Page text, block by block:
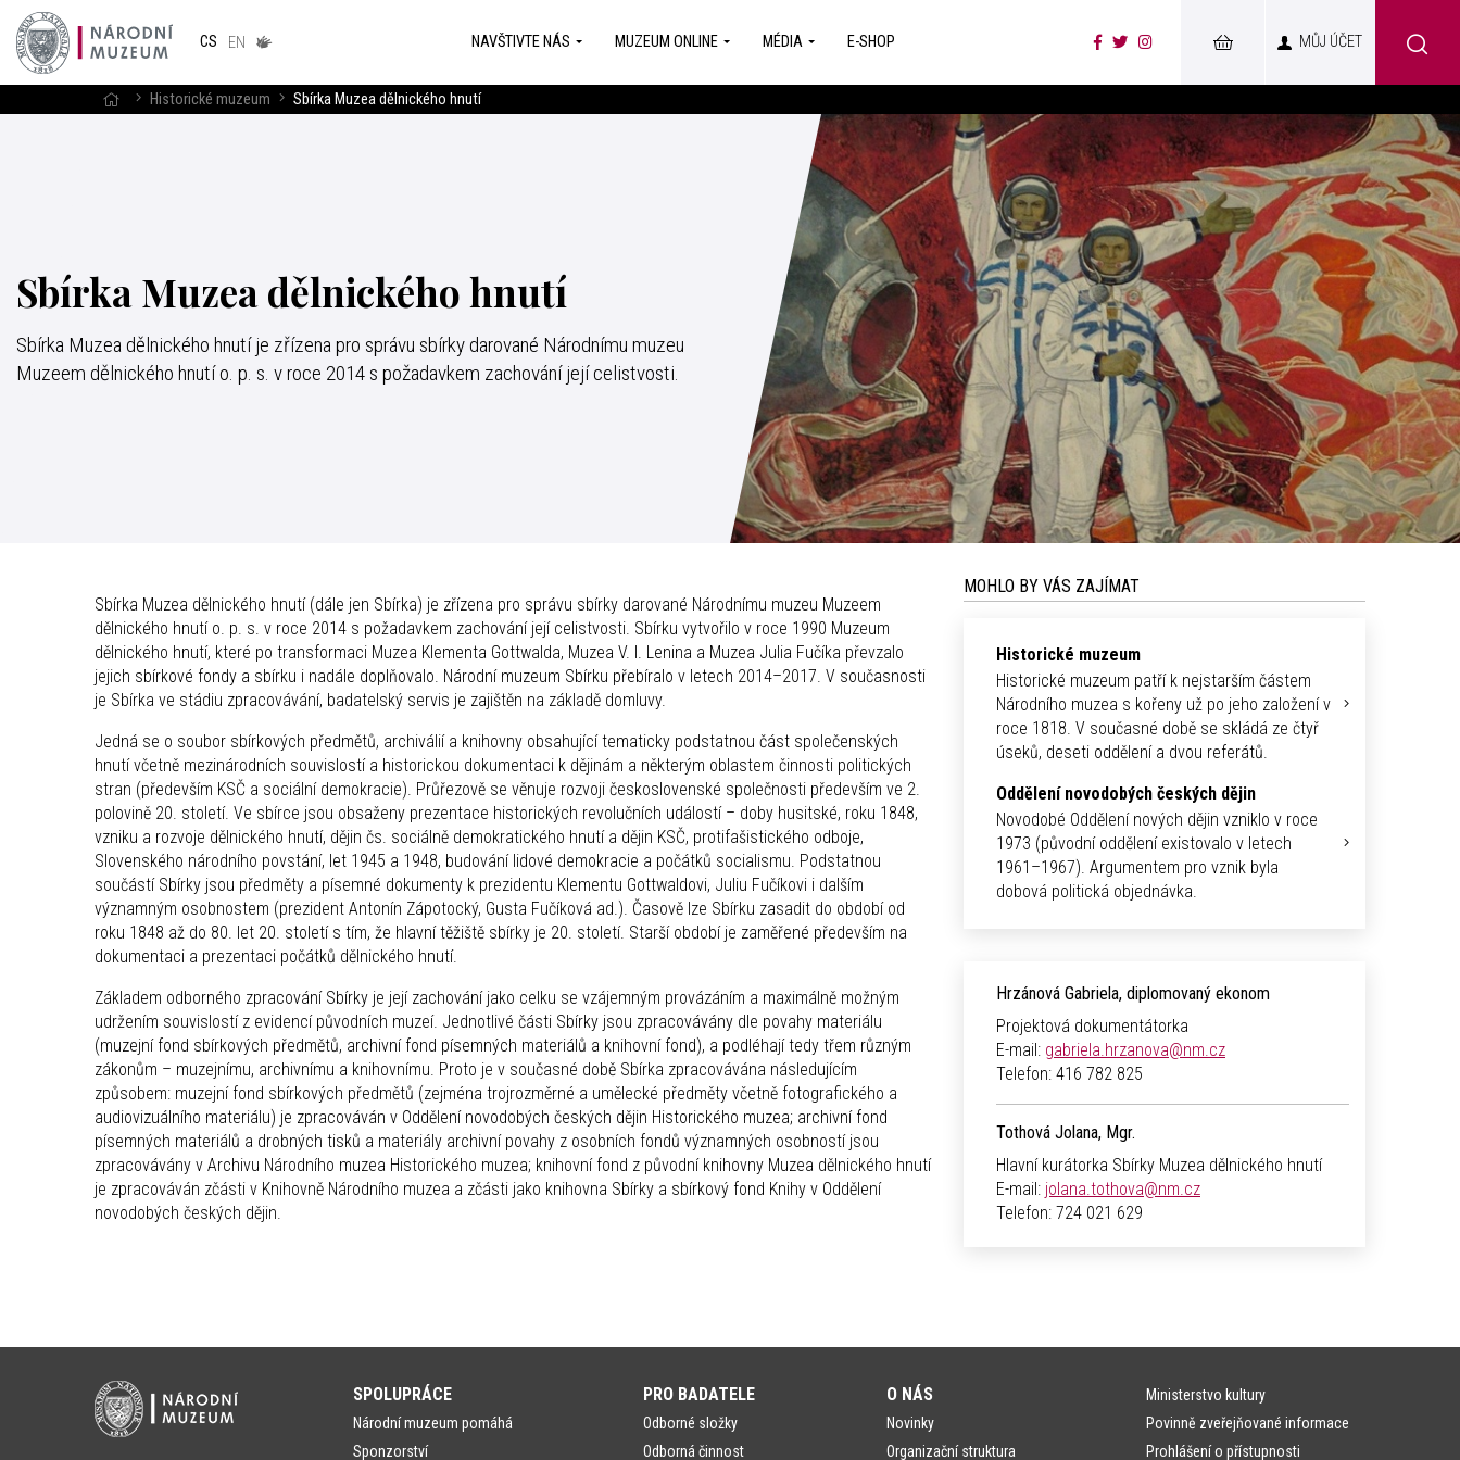
CS EN
v českém
NAVŠTIVTE NÁS MUZEUM ONLINE MÉDIA E-SHOP MŮJ ÚČET
Historické muzeum Sbírka Muzea dělnického hnutí
Sbírka Muzea dělnického hnutí
Sbírka Muzea dělnického hnutí je zřízena pro správu sbírky darované Národnímu muzeu
Muzeem dělnického hnutí o. p. s. v roce 2014 s požadavkem zachování její celistvosti.
Sbírka Muzea dělnického hnutí (dále jen Sbírka) je zřízena pro správu sbírky darované Národnímu muzeu Muzeem
dělnického hnutí o. p. s. v roce 2014 s požadavkem zachování její celistvosti. Sbírku vytvořilo v roce 1990 Muzeum
dělnického hnutí, které po transformaci Muzea Klementa Gottwalda, Muzea V. I. Lenina a Muzea Julia Fučíka převzalo
jejich sbírkové fondy a sbírku i nadále doplňovalo. Národní muzeum Sbírku přebíralo v letech 2014–2017. V současnosti
je Sbírka ve stádiu zpracovávání, badatelský servis je zajištěn na základě domluvy.
Jedná se o soubor sbírkových předmětů, archiválií a knihovny obsahující tematicky podstatnou část společenských
hnutí včetně mezinárodních souvislostí a historickou dokumentaci k dějinám a některým oblastem činnosti politických
stran (především KSČ a sociální demokracie). Průřezově se věnuje rozvoji československé společnosti především ve 2.
polovině 20. století. Ve sbírce jsou obsaženy prezentace historických revolučních událostí – doby husitské, roku 1848,
vzniku a rozvoje dělnického hnutí, dějin čs. sociálně demokratického hnutí a dějin KSČ, protifašistického odboje,
Slovenského národního povstání, let 1945 a 1948, budování lidové demokracie a počátků socialismu. Podstatnou
součástí Sbírky jsou předměty a písemné dokumenty k prezidentu Klementu Gottwaldovi, Juliu Fučíkovi i dalším
významným osobnostem (prezident Antonín Zápotocký, Gusta Fučíková ad.). Časově lze Sbírku zasadit do období od
roku 1848 až do 80. let 20. století s tím, že hlavní těžiště sbírky je 20. století. Starší období je zaměřené především na
dokumentaci a prezentaci počátků dělnického hnutí.
Základem odborného zpracování Sbírky je její zachování jako celku se vzájemným provázáním a maximálně možným
udržením souvislostí z evidencí původních muzeí. Jednotlivé části Sbírky jsou zpracovávány dle povahy materiálu
(muzejní fond sbírkových předmětů, archivní fond písemných materiálů a knihovní fond), a podléhají tedy třem různým
zákonům – muzejnímu, archivnímu a knihovnímu. Proto je v současné době Sbírka zpracovávána následujícím
způsobem: muzejní fond sbírkových předmětů (zejména trojrozměrné a umělecké předměty včetně fotografického a
audiovizuálního materiálu) je zpracováván v Oddělení novodobých českých dějin Historického muzea; archivní fond
písemných materiálů a drobných tisků a materiály archivní povahy z osobních fondů významných osobností jsou
zpracovávány v Archivu Národního muzea Historického muzea; knihovní fond z původní knihovny Muzea dělnického hnutí
je zpracováván zčásti v Knihovně Národního muzea a zčásti jako knihovna Sbírky a sbírkový fond Knihy v Oddělení
novodobých českých dějin.
MOHLO BY VÁS ZAJÍMAT
Historické muzeum
Historické muzeum patří k nejstarším částem
Národního muzea s kořeny už po jeho založení v
roce 1818. V současné době se skládá ze čtyř
úseků, deseti oddělení a dvou referátů.
Oddělení novodobých českých dějin
Novodobé Oddělení nových dějin vzniklo v roce
1973 (původní oddělení existovalo v letech
1961–1967). Argumentem pro vznik byla
dobová politická objednávka.
Hrzánová Gabriela, diplomovaný ekonom
Projektová dokumentátorka
E-mail: gabriela.hrzanova@nm.cz
Telefon: 416 782 825
Tothová Jolana, Mgr.
Hlavní kurátorka Sbírky Muzea dělnického hnutí
E-mail: jolana.tothova@nm.cz
Telefon: 724 021 629
SPOLUPRÁCE
Národní muzeum pomáhá
Sponzorství
PRO BADATELE
Odborné složky
Odborná činnost
O NÁS
Novinky
Organizační struktura
Ministerstvo kultury
Povinně zveřejňované informace
Prohlášení o přístupnosti